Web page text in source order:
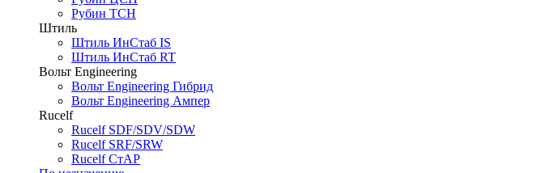
Рубин ТСН
Штиль
Штиль ИнСтаб IS
Штиль ИнСтаб RT
Вольт Engineering
Вольт Engineering Гибрид
Вольт Engineering Ампер
Rucelf
Rucelf SDF/SDV/SDW
Rucelf SRF/SRW
Rucelf СтАР